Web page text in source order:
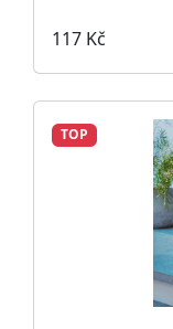
117 Kč
TOP